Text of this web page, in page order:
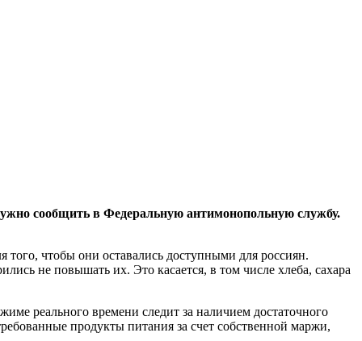
сообщить в Федеральную антимонопольную службу.
чтобы они оставались доступными для россиян.
не повышать их. Это касается, в том числе хлеба, сахара
реального времени следит за наличием достаточного
продукты питания за счет собственной маржи,